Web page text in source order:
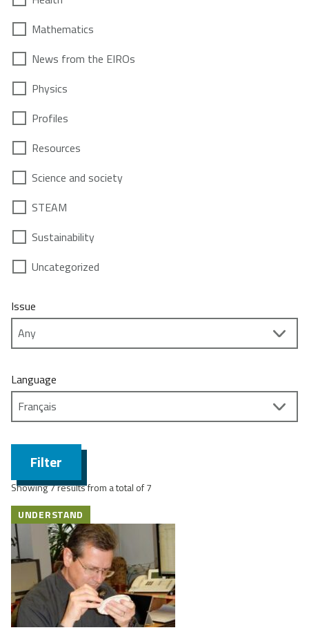
Mathematics
News from the EIROs
Physics
Profiles
Resources
Science and society
STEAM
Sustainability
Uncategorized
Issue
Language
Filter
Showing 7 results from a total of 7
UNDERSTAND